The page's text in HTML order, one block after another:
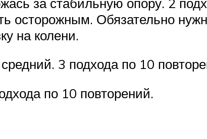
осторожным. Обязательно
на колени.
3 подхода по 10
по 10 повторений.